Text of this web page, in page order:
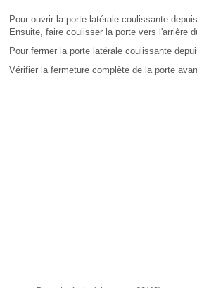
Pour ouvrir la porte latérale coulissante
Ensuite, faire coulisser la porte vers l'arrière
Pour fermer la porte latérale coulissante
Vérifier la fermeture complète de la porte